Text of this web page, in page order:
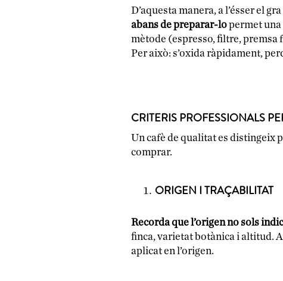
D’aquesta manera, a l’ésser el
abans de preparar-lopermet una
mètode (espresso, filtre, premsa
Per això: s’oxida ràpidament,
CRITERIS PROFESSIONALS
Un cafè de qualitat es distingeix
comprar.
ORIGEN I TRAÇABILITAT
Recorda que l’origen no sols
finca, varietat botànica i altitud.
aplicat en l’origen.